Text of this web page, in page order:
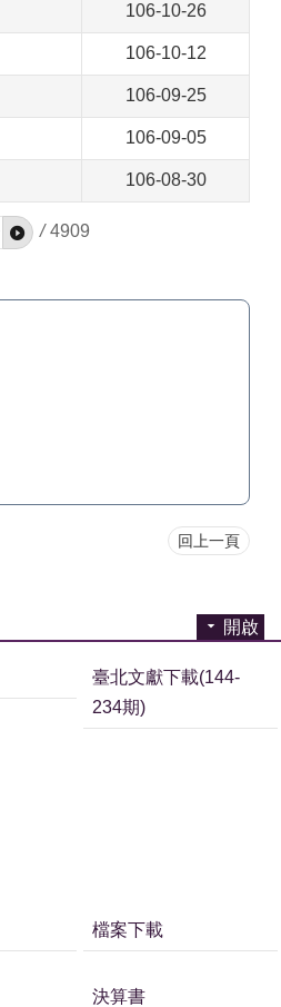
106-10-26
106-10-12
106-09-25
106-09-05
106-08-30
/ 4909
回上一頁
開啟
臺北文獻下載(144-
234期)
檔案下載
決算書